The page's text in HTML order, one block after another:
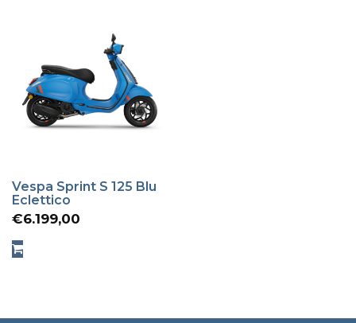
Vespa Sprint S 125 Blu
Eclettico
€6.199,00